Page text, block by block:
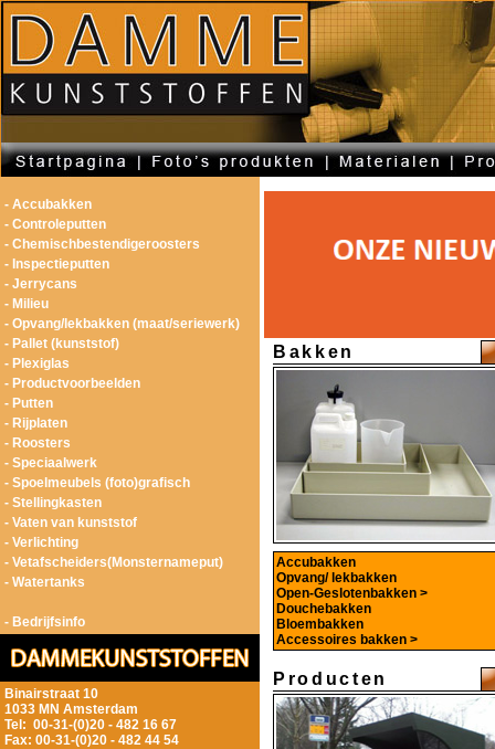
- Accubakken
- Controleputten
- Chemischbestendigeroosters
- Inspectieputten
- Jerrycans
- Milieu
- Opvang/lekbakken (maat/seriewerk)
- Pallet (kunststof)
- Plexiglas
- Productvoorbeelden
- Putten
- Rijplaten
- Roosters
- Speciaalwerk
- Spoelmeubels (foto)grafisch
- Stellingkasten
- Vaten van kunststof
- Verlichting
- Vetafscheiders(Monsternameput)
- Watertanks
- Bedrijfsinfo
Binairstraat 10
1033 MN Amsterdam
Tel: 00-31-(0)20 - 482 16 67
Fax: 00-31-(0)20 - 482 44 54
Bakken
Accubakken
Opvang/ lekbakken
Open-Geslotenbakken >
Douchebakken
Bloembakken
Accessoires bakken >
Producten